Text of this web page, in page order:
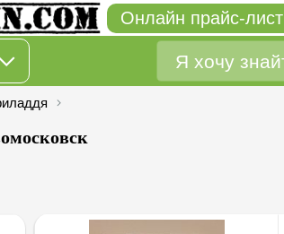
Онлайн прайс-лист